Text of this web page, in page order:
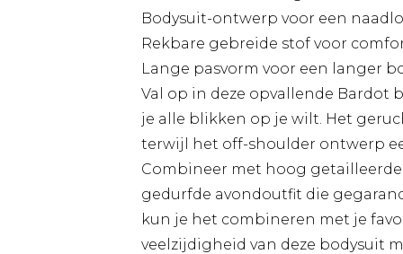
Bodysuit-ontwerp voor een
Rekbare gebreide stof voor
Lange pasvorm voor een langer
Val op in deze opvallende Bardot
je alle blikken op je wilt. Het
terwijl het off-shoulder ontwerp
Combineer met hoog
gedurfde avondoutfit die
kun je het combineren met je
veelzijdigheid van deze bodysuit